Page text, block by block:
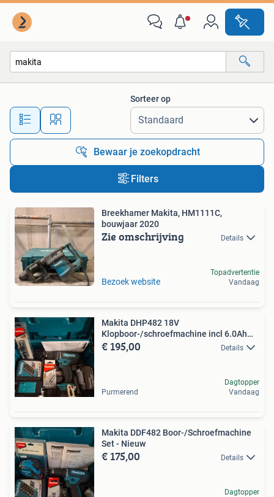
Alle afstanden…
Sorteer op
Bewaar je zoekopdracht
Filters
Breekhamer Makita, HM1111C,
bouwjaar 2020
Zie omschrijving Details
Bezoek website
Topadvertentie
Vandaag
Makita DHP482 18V
Klopboor-/schroefmachine incl 6.0Ah
accu
€ 195,00 Details
Purmerend
Dagtopper
Vandaag
Makita DDF482 Boor-/Schroefmachine
Set - Nieuw
€ 175,00 Details
Dagtopper